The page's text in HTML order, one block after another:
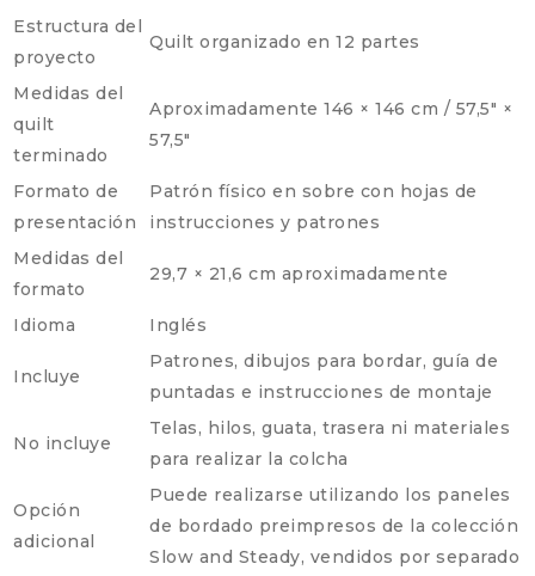
Estructura del
proyecto
Quilt organizado en 12 partes
Medidas del
quilt
terminado
Aproximadamente 146 × 146 cm / 57,5″ ×
57,5″
Formato de
presentación
Patrón físico en sobre con hojas de
instrucciones y patrones
Medidas del
formato
29,7 × 21,6 cm aproximadamente
Idioma Inglés
Incluye
Patrones, dibujos para bordar, guía de
puntadas e instrucciones de montaje
No incluye
Telas, hilos, guata, trasera ni materiales
para realizar la colcha
Opción
adicional
Puede realizarse utilizando los paneles
de bordado preimpresos de la colección
Slow and Steady, vendidos por separado